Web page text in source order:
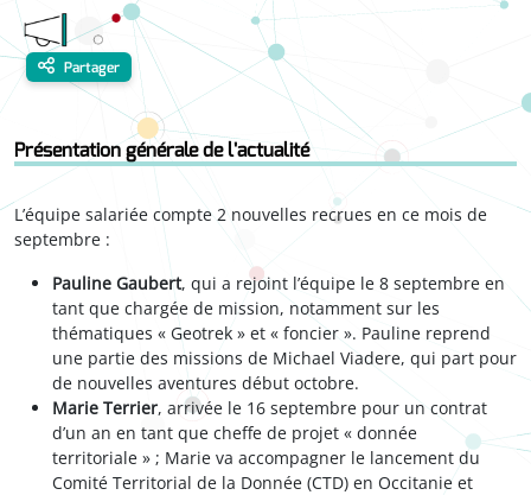
Partager
Présentation générale de l'actualité
L’équipe salariée compte 2 nouvelles recrues en ce mois de
septembre :
Pauline Gaubert, qui a rejoint l’équipe le 8 septembre en
tant que chargée de mission, notamment sur les
thématiques « Geotrek » et « foncier ». Pauline reprend
une partie des missions de Michael Viadere, qui part pour
de nouvelles aventures début octobre.
Marie Terrier, arrivée le 16 septembre pour un contrat
d’un an en tant que cheffe de projet « donnée
territoriale » ; Marie va accompagner le lancement du
Comité Territorial de la Donnée (CTD) en Occitanie et